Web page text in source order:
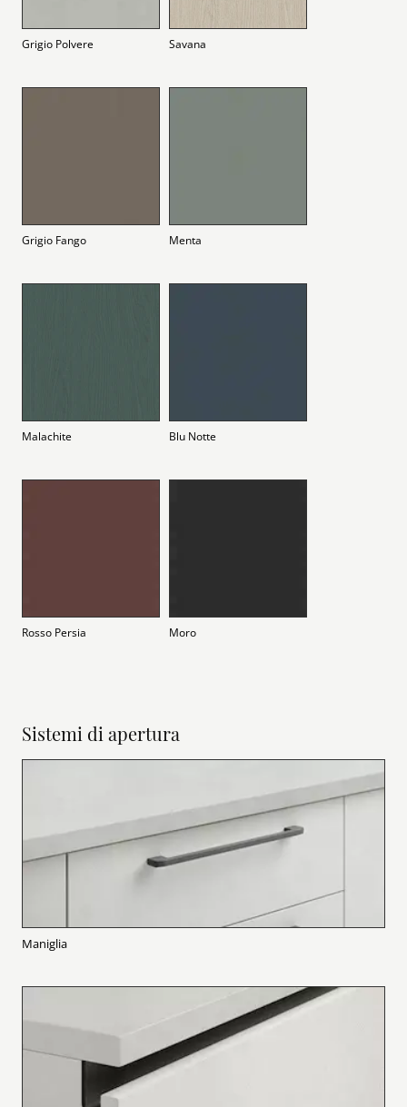
Grigio Polvere Savana
Grigio Fango Menta
Malachite Blu Notte
Rosso Persia Moro
Sistemi di apertura
Maniglia